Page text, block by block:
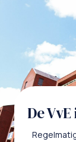
De